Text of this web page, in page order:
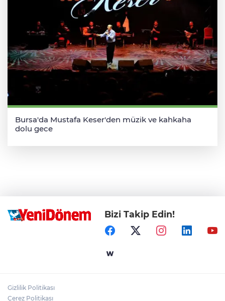
Bursa'da Mustafa Keser'den müzik ve kahkaha
dolu gece
Bizi Takip Edin!
Gizlilik Politikası
Çerez Politikası